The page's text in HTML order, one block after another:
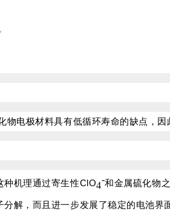
电极材料具有低循环寿命的缺点，
种机理通过寄生性ClO4
-和金属硫化物
解，而且进一步发展了稳定的电池界